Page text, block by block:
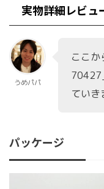
実物詳細レビュ
うめパパ
ここか
70427
ていき
パッケージ